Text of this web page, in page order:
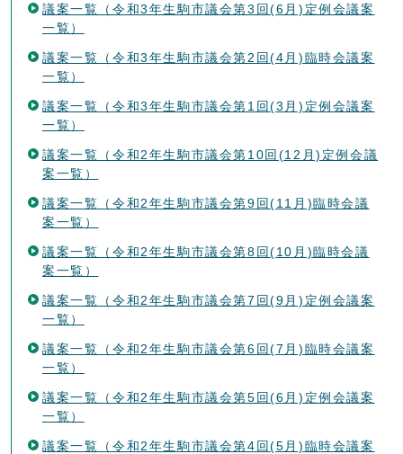
議案一覧（令和3年生駒市議会第3回(6月)定例会議案
一覧）
議案一覧（令和3年生駒市議会第2回(4月)臨時会議案
一覧）
議案一覧（令和3年生駒市議会第1回(3月)定例会議案
一覧）
議案一覧（令和2年生駒市議会第10回(12月)定例会議
案一覧）
議案一覧（令和2年生駒市議会第9回(11月)臨時会議
案一覧）
議案一覧（令和2年生駒市議会第8回(10月)臨時会議
案一覧）
議案一覧（令和2年生駒市議会第7回(9月)定例会議案
一覧）
議案一覧（令和2年生駒市議会第6回(7月)臨時会議案
一覧）
議案一覧（令和2年生駒市議会第5回(6月)定例会議案
一覧）
議案一覧（令和2年生駒市議会第4回(5月)臨時会議案